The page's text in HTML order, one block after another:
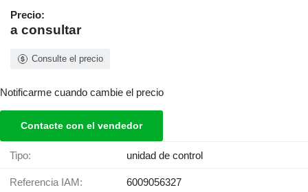
Precio:
a consultar
Consulte el precio
Notificarme cuando cambie el precio
Contacte con el vendedor
Tipo: unidad de control
Referencia IAM: 6009056327